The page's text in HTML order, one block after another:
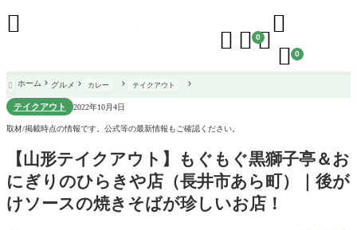
  0

 0

 ホーム グルメ カレー テイクアウト
テイクアウト 2022年10月4日
取材/掲載時点の情報です。公式等の最新情報もご確認ください。
【山形テイクアウト】もぐもぐ黒獅子亭＆お
にぎりのひらきや店（長井市あら町）｜後が
けソースの焼きそばが珍しいお店！